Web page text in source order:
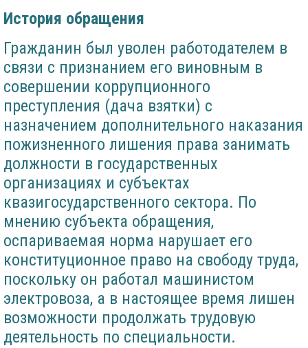
История обращения
Гражданин был уволен работодателем в
связи с признанием его виновным в
совершении коррупционного
преступления (дача взятки) с
назначением дополнительного наказания
пожизненного лишения права занимать
должности в государственных
организациях и субъектах
квазигосударственного сектора. По
мнению субъекта обращения,
оспариваемая норма нарушает его
конституционное право на свободу труда,
поскольку он работал машинистом
электровоза, а в настоящее время лишен
возможности продолжать трудовую
деятельность по специальности.